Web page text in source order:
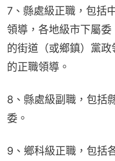
7、縣處級正職，包括
領導，各地級市下屬
的街道（或鄉鎮）黨
的正職領導。
8、縣處級副職，包括
委。
9、鄉科級正職，包括